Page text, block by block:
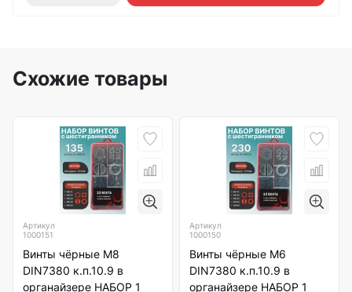
Схожие товары
Артикул
1000151
Винты чёрные М8
DIN7380 к.п.10.9 в
органайзере НАБОР 1
Артикул
1000150
Винты чёрные М6
DIN7380 к.п.10.9 в
органайзере НАБОР 1